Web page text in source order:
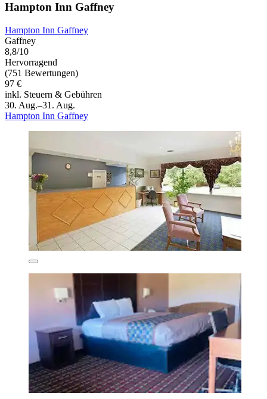
Hampton Inn Gaffney
Hampton Inn Gaffney
Gaffney
8,8/10
Hervorragend
(751 Bewertungen)
97 €
inkl. Steuern & Gebühren
30. Aug.–31. Aug.
Hampton Inn Gaffney